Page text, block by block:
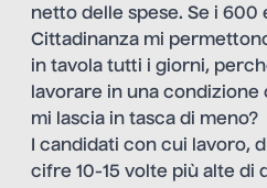
netto delle spese. Se i 600
Cittadinanza mi
in tavola tutti i giorni,
lavorare in una condizione
mi lascia in tasca di meno?
I candidati con cui lavoro,
cifre 10-15 volte più alte di